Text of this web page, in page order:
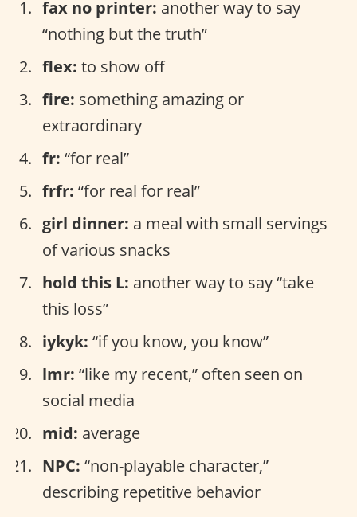
fax no printer: another way to say
“nothing but the truth”
flex: to show off
fire: something amazing or
extraordinary
fr: “for real”
frfr: “for real for real”
girl dinner: a meal with small servings
of various snacks
hold this L: another way to say “take
this loss”
iykyk: “if you know, you know”
lmr: “like my recent,” often seen on
social media
mid: average
NPC: “non-playable character,”
describing repetitive behavior